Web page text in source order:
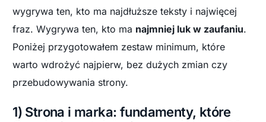
wygrywa ten, kto ma najdłuższe teksty i najwięcej
fraz. Wygrywa ten, kto ma najmniej luk w zaufaniu.
Poniżej przygotowałem zestaw minimum, które
warto wdrożyć najpierw, bez dużych zmian czy
przebudowywania strony.
1) Strona i marka: fundamenty, które